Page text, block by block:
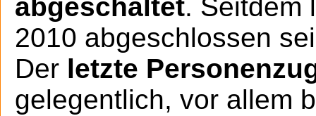
abgeschaltet. Seitdem
2010 abgeschlossen
Der letzte
gelegentlich, vor allem